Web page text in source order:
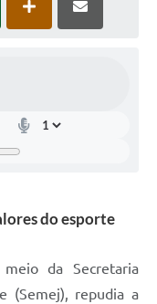
do esporte
da Secretaria
(Semej), repudia a